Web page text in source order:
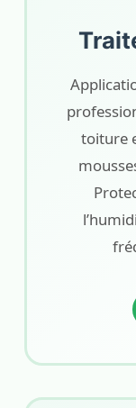
toiture